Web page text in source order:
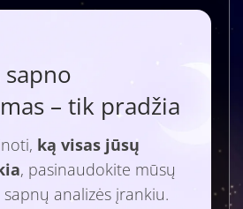
– tik pradžia
ką visas jūsų
, pasinaudokite mūsų
analizės įrankiu.